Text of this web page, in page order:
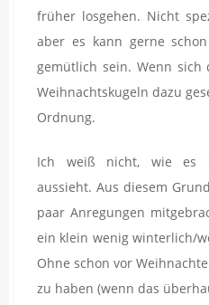
früher losgehen. Nicht
aber es kann gerne
gemütlich sein. Wenn sich
Weihnachtskugeln dazu
Ordnung.
Ich weiß nicht, wie es
aussieht. Aus diesem
paar Anregungen
ein klein wenig winterlich/
Ohne schon vor
zu haben (wenn das